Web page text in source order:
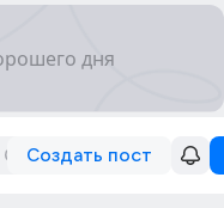
Создать пост